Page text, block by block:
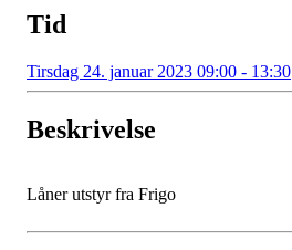
Tid
Tirsdag 24. januar 2023 09:00 - 13:30
Beskrivelse
Låner utstyr fra Frigo